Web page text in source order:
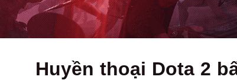
Huyền thoại Dota 2